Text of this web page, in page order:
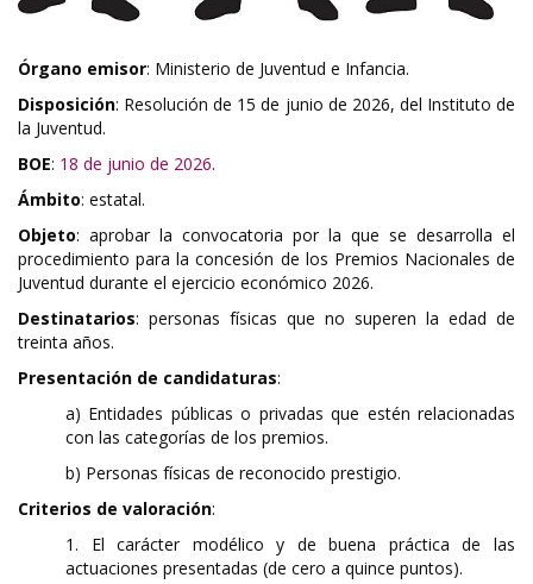
Órgano emisor: Ministerio de Juventud e Infancia.
Disposición: Resolución de 15 de junio de 2026, del Instituto de
la Juventud.
BOE: 18 de junio de 2026.
Ámbito: estatal.
Objeto: aprobar la convocatoria por la que se desarrolla el
procedimiento para la concesión de los Premios Nacionales de
Juventud durante el ejercicio económico 2026.
Destinatarios: personas físicas que no superen la edad de
treinta años.
Presentación de candidaturas:
a) Entidades públicas o privadas que estén relacionadas
con las categorías de los premios.
b) Personas físicas de reconocido prestigio.
Criterios de valoración:
1. El carácter modélico y de buena práctica de las
actuaciones presentadas (de cero a quince puntos).